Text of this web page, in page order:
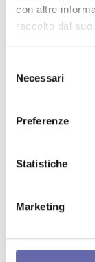
con altre
raccolto dal
delNecessari
Preferenze
Statistiche
Marketing
personali